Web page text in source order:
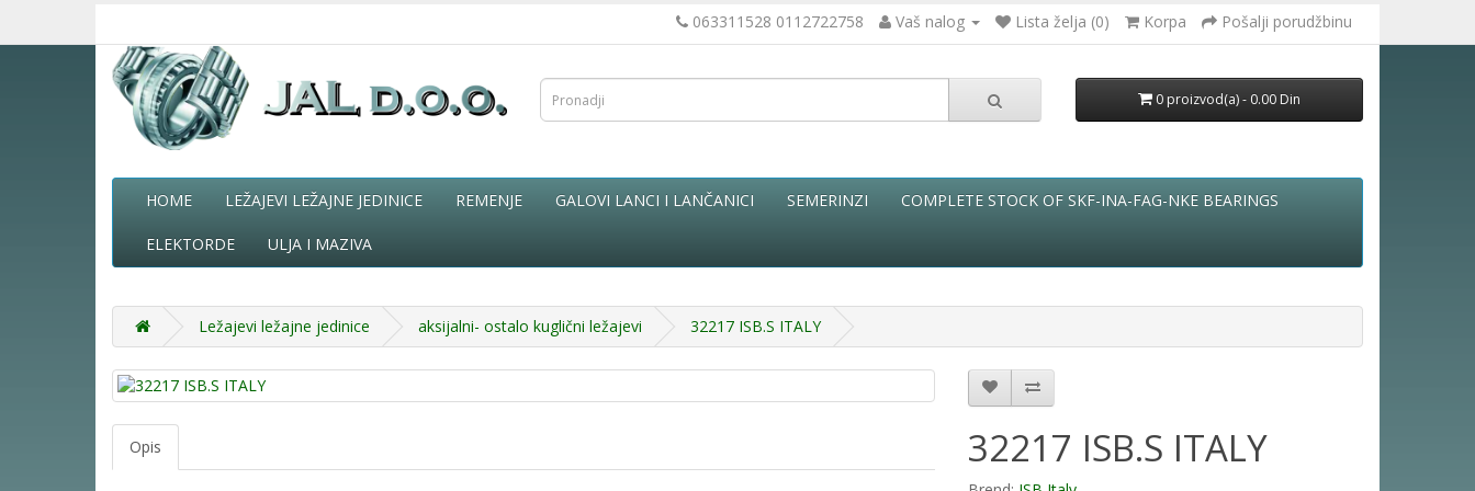
063311528 0112722758 Vaš nalog Lista želja (0) Korpa Pošalji porudžbinu
0 proizvod(a) - 0.00 Din
HOME LEŽAJEVI LEŽAJNE JEDINICE REMENJE GALOVI LANCI I LANČANICI SEMERINZI COMPLETE STOCK OF SKF-INA-FAG-NKE BEARINGS
ELEKTORDE ULJA I MAZIVA
Ležajevi ležajne jedinice aksijalni- ostalo kuglični ležajevi 32217 ISB.S ITALY
Opis 32217 ISB.S ITALY